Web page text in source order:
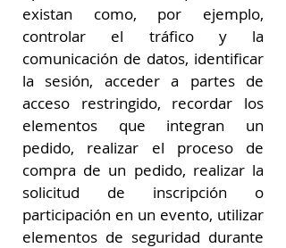
existan como, por ejemplo,
controlar el tráfico y la
comunicación de datos, identificar
la sesión, acceder a partes de
acceso restringido, recordar los
elementos que integran un
pedido, realizar el proceso de
compra de un pedido, realizar la
solicitud de inscripción o
participación en un evento, utilizar
elementos de seguridad durante